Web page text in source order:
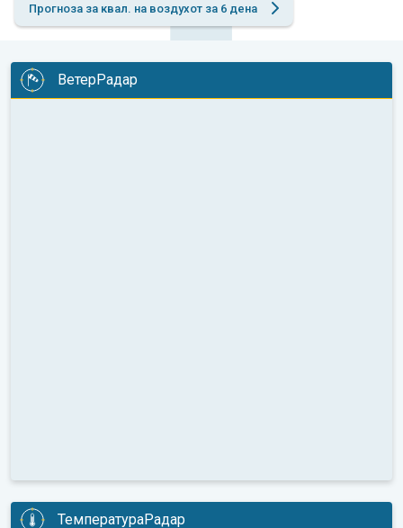
Прогноза за квал. на воздухот за 6 дена
ВетерРадар
ТемператураРадар